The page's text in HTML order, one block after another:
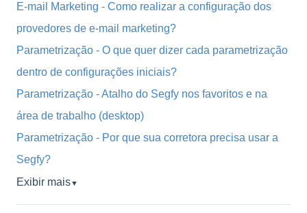
E-mail Marketing - Como realizar a configuração dos
provedores de e-mail marketing?
Parametrização - O que quer dizer cada parametrização
dentro de configurações iniciais?
Parametrização - Atalho do Segfy nos favoritos e na
área de trabalho (desktop)
Parametrização - Por que sua corretora precisa usar a
Segfy?
Exibir mais▼